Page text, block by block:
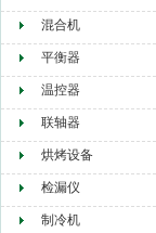
混合机
平衡器
温控器
联轴器
烘烤设备
检漏仪
制冷机